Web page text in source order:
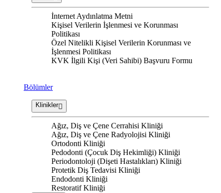
İnternet Aydınlatma Metni
Kişisel Verilerin İşlenmesi ve Korunması
Politikası
Özel Nitelikli Kişisel Verilerin Korunması ve
İşlenmesi Politikası
KVK İlgili Kişi (Veri Sahibi) Başvuru Formu
Bölümler
Klinikler
Ağız, Diş ve Çene Cerrahisi Kliniği
Ağız, Diş ve Çene Radyolojisi Kliniği
Ortodonti Kliniği
Pedodonti (Çocuk Diş Hekimliği) Kliniği
Periodontoloji (Dişeti Hastalıkları) Kliniği
Protetik Diş Tedavisi Kliniği
Endodonti Kliniği
Restoratif Kliniği